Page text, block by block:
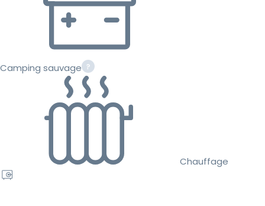
Camping sauvage
Chauffage